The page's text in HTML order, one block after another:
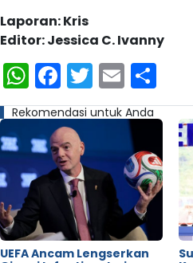
Laporan: Kris
Editor: Jessica C. Ivanny
WhatsApp
Facebook
Twitter
Email
Rekomendasi untuk Anda
UEFA Ancam Lengserkan